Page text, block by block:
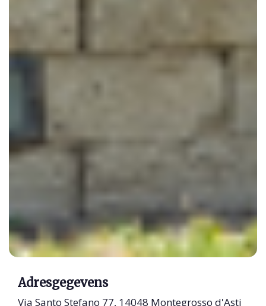
Adresgegevens
Via Santo Stefano 77, 14048 Montegrosso d'Asti